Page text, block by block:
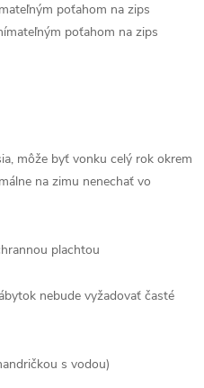
poťahom na zips
poťahom na zips
môže byť vonku celý rok okrem
na zimu nenechať vo
plachtou
nebude vyžadovať časté
s vodou)